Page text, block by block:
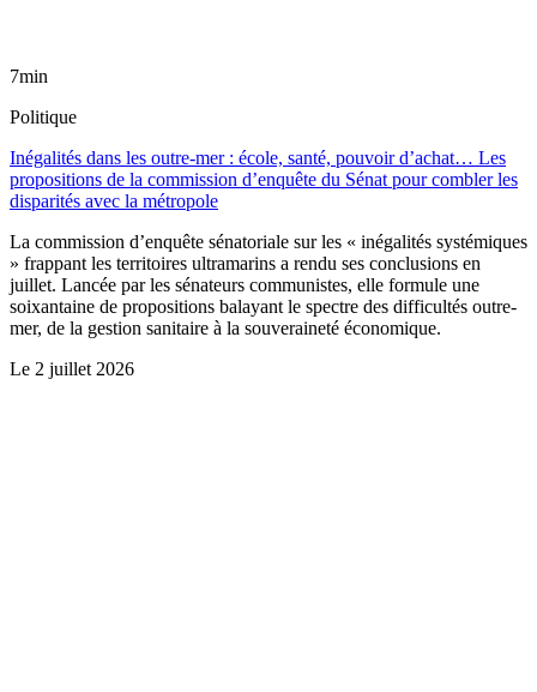
7min
Politique
Inégalités dans les outre-mer : école, santé, pouvoir d’achat… Les
propositions de la commission d’enquête du Sénat pour combler les
disparités avec la métropole
La commission d’enquête sénatoriale sur les « inégalités systémiques
» frappant les territoires ultramarins a rendu ses conclusions en
juillet. Lancée par les sénateurs communistes, elle formule une
soixantaine de propositions balayant le spectre des difficultés outre-
mer, de la gestion sanitaire à la souveraineté économique.
Le 2 juillet 2026